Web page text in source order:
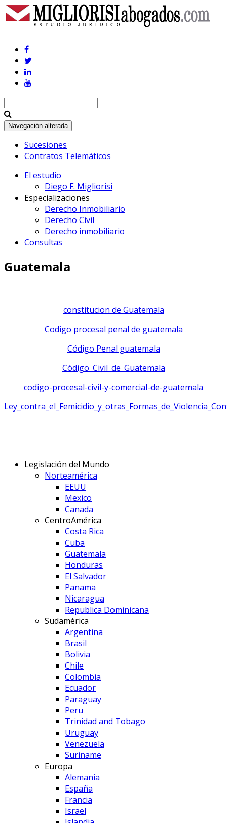
Navegación alterada
Sucesiones
Contratos Telemáticos
El estudio
Diego F. Migliorisi
Especializaciones
Derecho Inmobiliario
Derecho Civil
Derecho inmobiliario
Consultas
Guatemala
constitucion de Guatemala
Codigo procesal penal de guatemala
Código Penal guatemala
Código_Civil_de_Guatemala
codigo-procesal-civil-y-comercial-de-guatemala
Legislación del Mundo
Norteamérica
EEUU
Mexico
Canada
CentroAmérica
Costa Rica
Cuba
Guatemala
Honduras
El Salvador
Panama
Nicaragua
Republica Dominicana
Sudamérica
Argentina
Brasil
Bolivia
Chile
Colombia
Ecuador
Paraguay
Peru
Trinidad and Tobago
Uruguay
Venezuela
Suriname
Europa
Alemania
España
Francia
Israel